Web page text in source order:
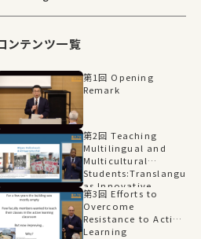
ンテンツ一覧
第1回 Opening
Remark
第2回 Teaching
Multilingual and
Multicultural
as Innovative
Pedagogy
第3回 Efforts to
Overcome
Resistance to Active
Learning